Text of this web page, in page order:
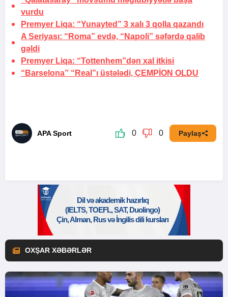
vurdu
Premyer Liqa: “Yunayted” 3 xalı 3 qolla qazandı
A Seriyası: “Roma” evdə, “Napoli” səfərdə qalib
gəldi
Premyer Liqa: “Tottenhem”dən xal itkisi
“Barselona” “Real”ı üstələdi, ÇEMPİON OLDU
APA Sport 0 0 Paylaş
OXŞAR XƏBƏRLƏR